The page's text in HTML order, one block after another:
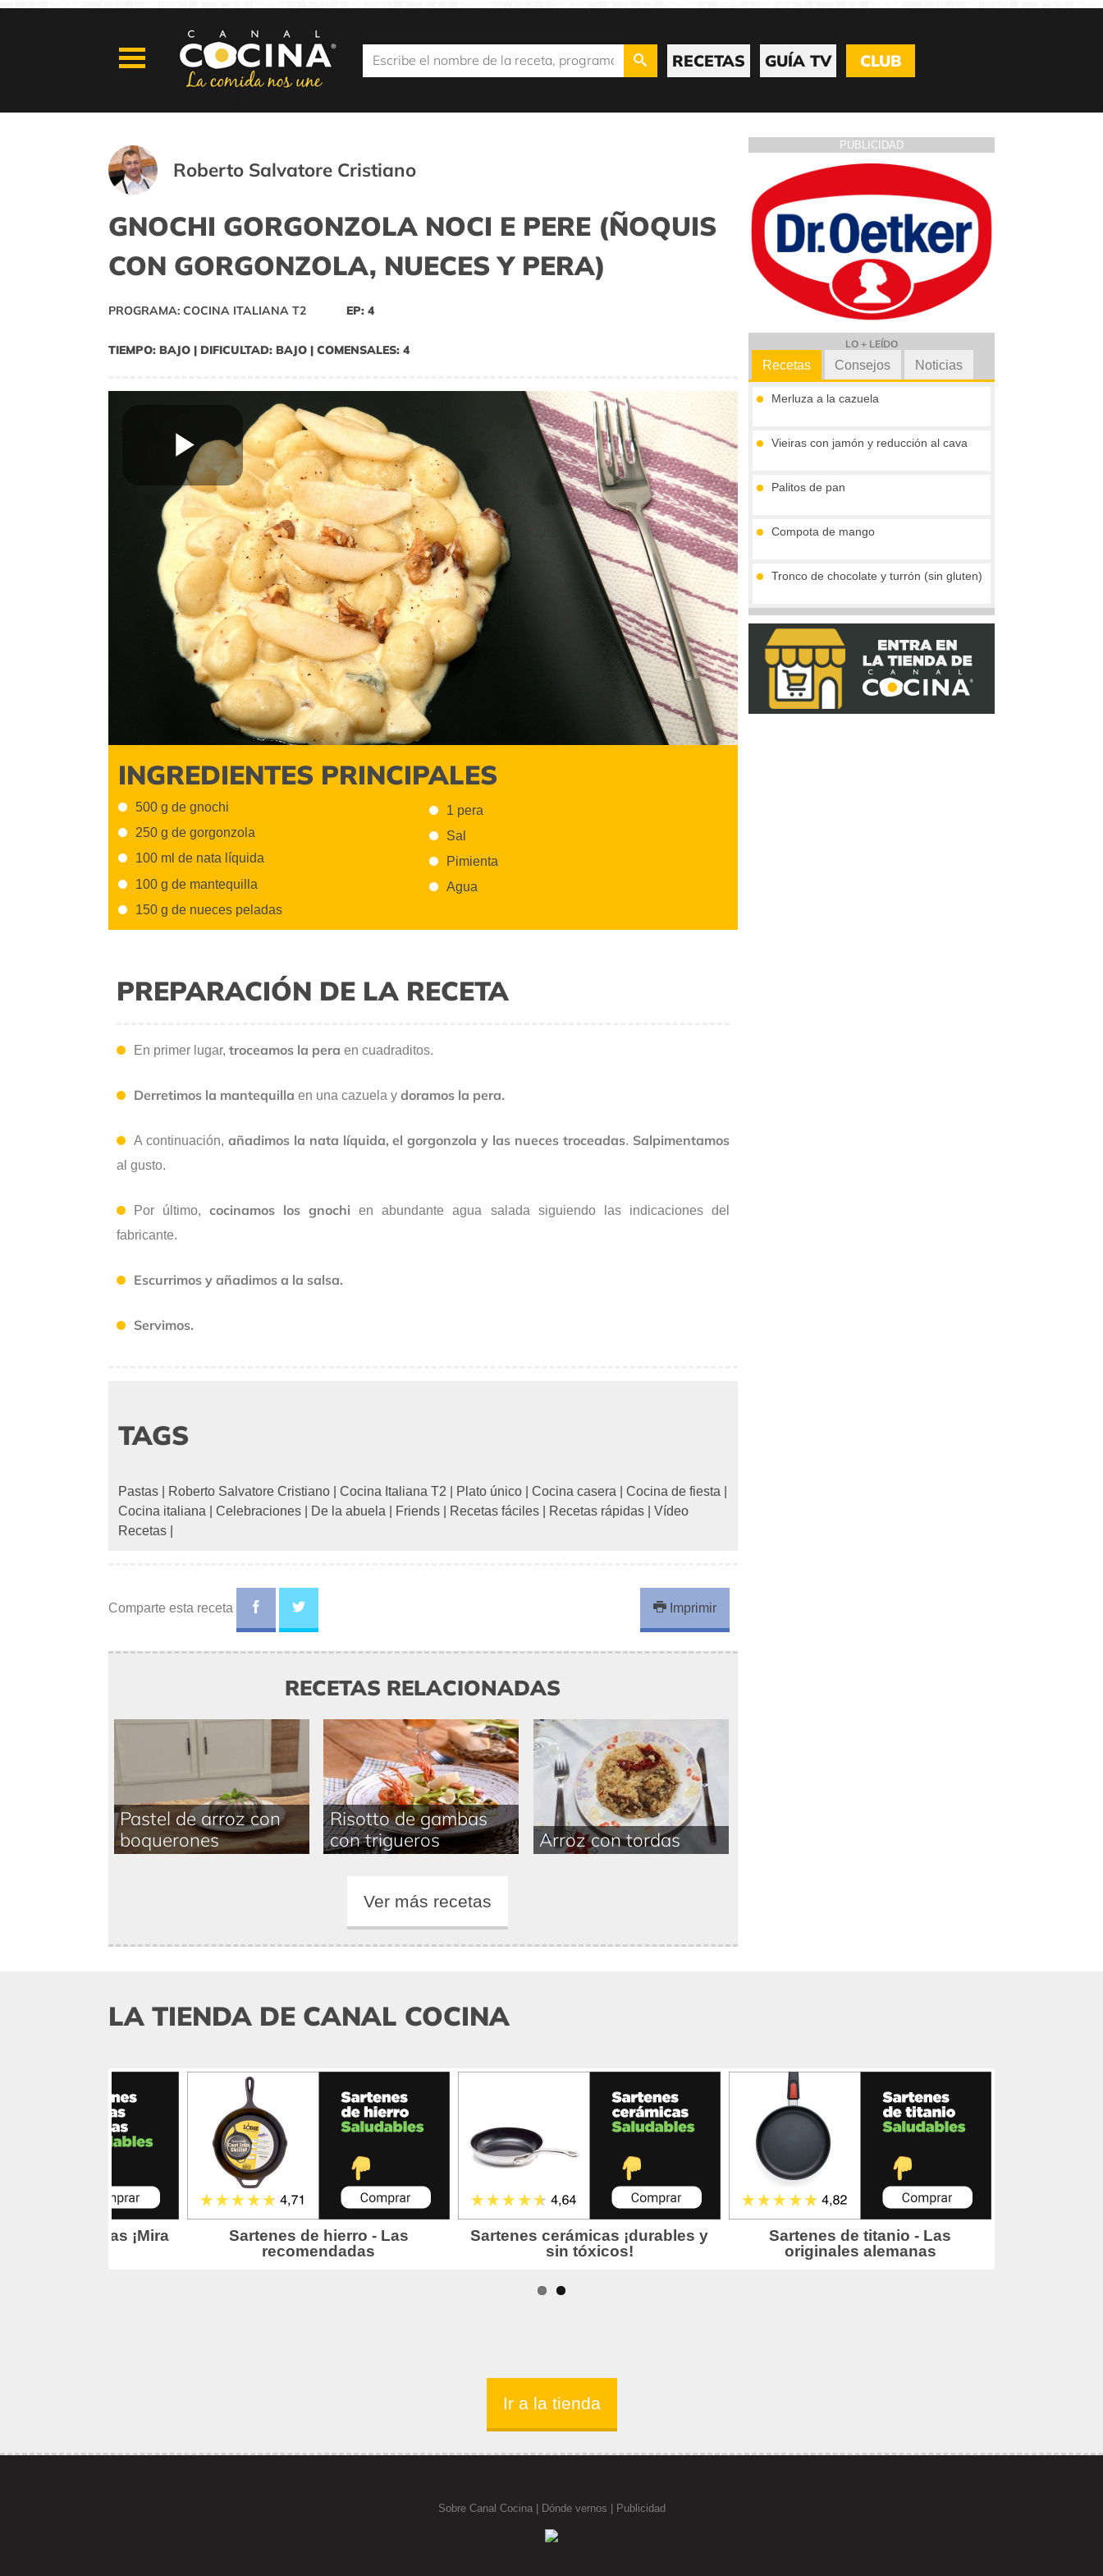
RECETAS GUÍA TV CLUB
Roberto Salvatore Cristiano
GNOCHI GORGONZOLA NOCI E PERE (ÑOQUIS
CON GORGONZOLA, NUECES Y PERA)
PROGRAMA: COCINA ITALIANA T2 EP: 4
TIEMPO: BAJO | DIFICULTAD: BAJO | COMENSALES: 4
Play
Video
INGREDIENTES PRINCIPALES
500 g de gnochi
250 g de gorgonzola
100 ml de nata líquida
100 g de mantequilla
150 g de nueces peladas
1 pera
Sal
Pimienta
Agua
PREPARACIÓN DE LA RECETA
En primer lugar, troceamos la pera en cuadraditos.
Derretimos la mantequilla en una cazuela y doramos la pera.
A continuación, añadimos la nata líquida, el gorgonzola y las nueces troceadas. Salpimentamos
al gusto.
Por último,cocinamos los gnochi en abundante agua salada siguiendo las indicaciones del
fabricante.
Escurrimos y añadimos a la salsa.
Servimos.
TAGS
Pastas Roberto Salvatore Cristiano Cocina Italiana T2 Plato único Cocina casera Cocina de fiesta
Cocina italiana
Celebraciones De la abuela Friends Recetas fáciles Recetas rápidas
Vídeo
Recetas
Comparte esta receta Imprimir
RECETAS RELACIONADAS
Pastel de arroz con
boquerones
Risotto de gambas
con trigueros
Arroz con tordas
Ver más recetas
PUBLICIDAD
LO + LEÍDO
Recetas
Merluza a la cazuela
Vieiras con jamón y reducción al cava
Palitos de pan
Compota de mango
Tronco de chocolate y turrón (sin gluten)
Crema de boletus y huevo de codorniz
Consejos Noticias
LA TIENDA DE CANAL COCINA
Ir a la tienda
Sobre Canal Cocina| Dónde vernos | Publicidad